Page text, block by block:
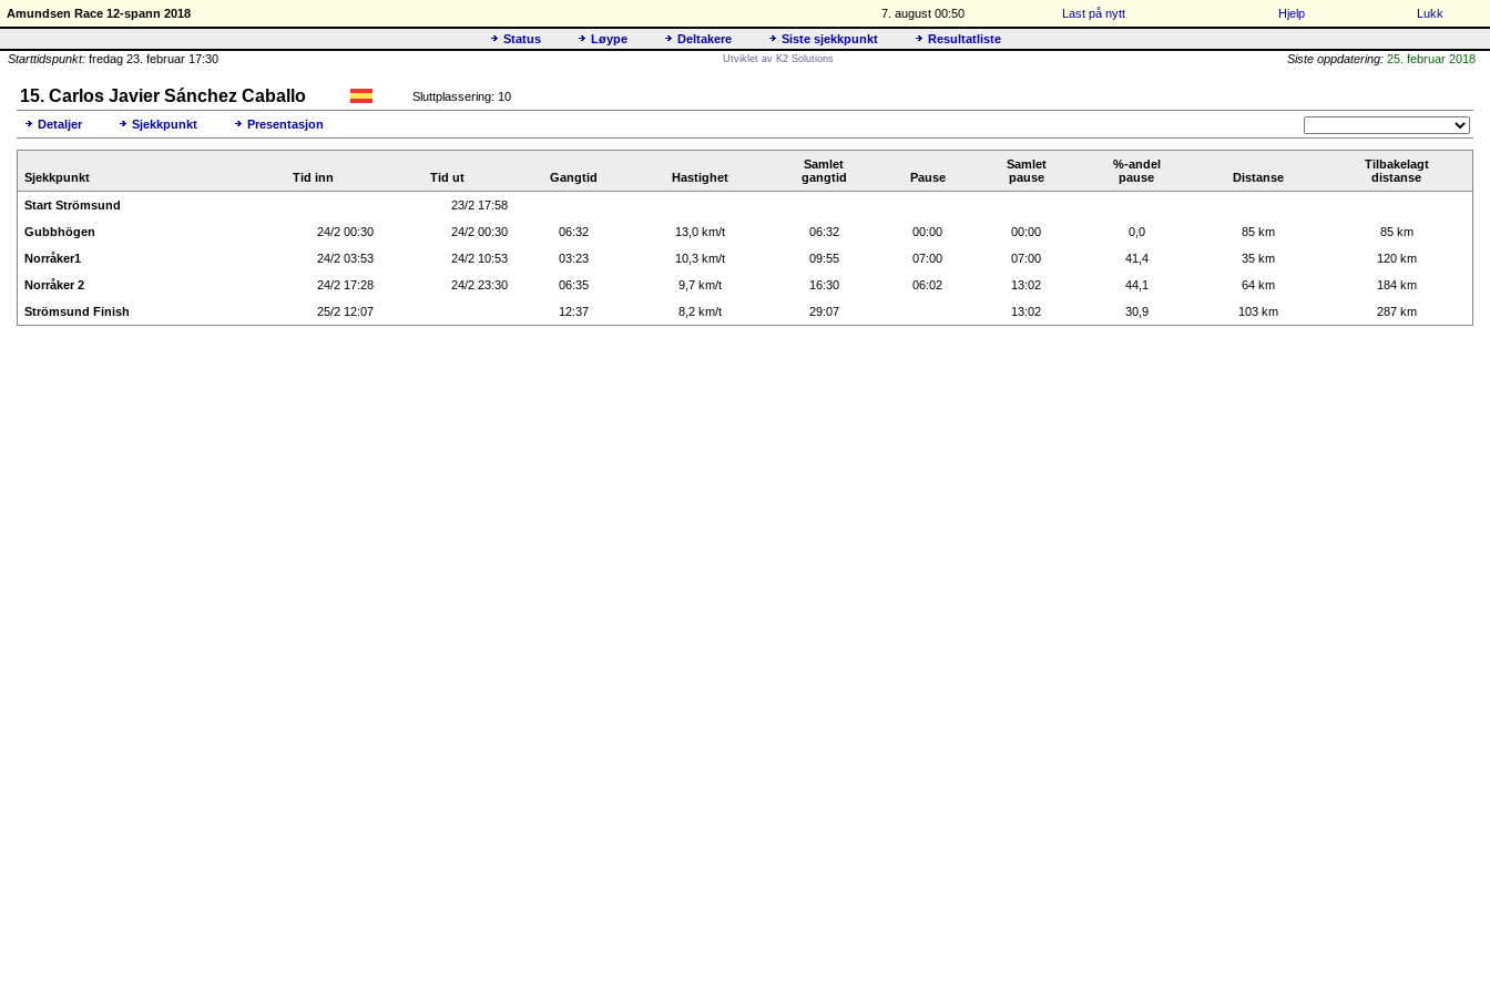
Amundsen Race 12-spann 2018 7. august 00:50 Last på nytt Hjelp
Lukk
Status
Løype Deltakere Siste sjekkpunkt
Resultatliste
Starttidspunkt: fredag 23. februar 17:30 Utviklet av K2 Solutions Siste oppdatering: 25. februar 2018
15. Carlos Javier Sánchez Caballo Sluttplassering: 10
Detaljer Sjekkpunkt Presentasjon
Sjekkpunkt Tid inn Tid ut Gangtid Hastighet
Samlet
gangtid
Pause
Samlet
pause
%-andel
pause
Distanse
Tilbakelagt
distanse
Start Strömsund
23/2 17:58
Gubbhögen
24/2 00:30 24/2 00:30 06:32 13,0 km/t 06:32 00:00 00:00 0,0 85 km
85 km
Norråker1
24/2 03:53 24/2 10:53 03:23 10,3 km/t 09:55 07:00 07:00 41,4 35 km
120 km
Norråker 2
24/2 17:28 24/2 23:30 06:35 9,7 km/t 16:30 06:02 13:02 44,1 64 km
184 km
Strömsund Finish
25/2 12:07 12:37 8,2 km/t 29:07 13:02 30,9 103 km 287 km